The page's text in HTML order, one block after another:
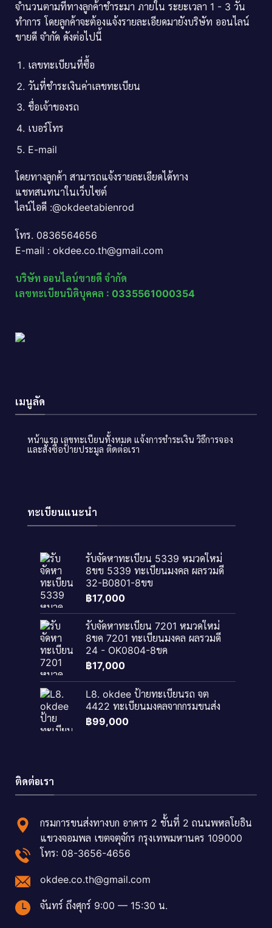
จำนวนตามที่ทางลูกค้าชำระมา ภายใน ระยะเวลา 1 - 3 วัน
ทำการ โดยลูกค้าจะต้องแจ้งรายละเอียดมายังบริษัท ออนไลน์
ขายดี จำกัด ดังต่อไปนี้
เลขทะเบียนที่ซื้อ
วันที่ชำระเงินค่าเลขทะเบียน
ชื่อเจ้าของรถ
เบอร์โทร
E-mail
โดยทางลูกค้า สามารถแจ้งรายละเอียดได้ทาง
แชทสนทนาในเว็บไซต์
ไลน์ไอดี :@okdeetabienrod
โทร. 0836564656
E-mail : okdee.co.th@gmail.com
บริษัท ออนไลน์ขายดี จำกัด
เลขทะเบียนนิติบุคคล : 0335561000354
เมนูลัด
หน้าแรก เลขทะเบียนทั้งหมด แจ้งการชำระเงิน วิธีการจอง
และสั่งซื้อป้ายประมูล ติดต่อเรา
ทะเบียนแนะนำ
รับจัดหาทะเบียน 5339 หมวดใหม่
8ขข 5339 ทะเบียนมงคล ผลรวมดี
32-B0801-8ขข
฿17,000
รับจัดหาทะเบียน 7201 หมวดใหม่
8ขค 7201 ทะเบียนมงคล ผลรวมดี
24 - OK0804-8ขค
฿17,000
L8. okdee ป้ายทะเบียนรถ จต
4422 ทะเบียนมงคลจากกรมขนส่ง
฿99,000
ติดต่อเรา
กรมการขนส่งทางบก อาคาร 2 ชั้นที่ 2 ถนนพหลโยธิน
แขวงจอมพล เขตจตุจักร กรุงเทพมหานคร 109000
โทร: 08-3656-4656
okdee.co.th@gmail.com
จันทร์ ถึงศุกร์ 9:00 — 15:30 น.